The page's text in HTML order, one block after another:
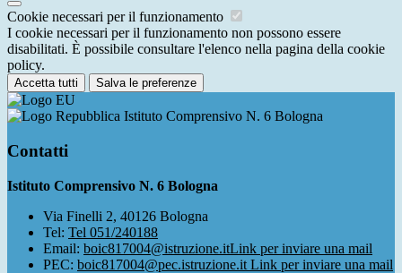
Cookie necessari per il funzionamento
I cookie necessari per il funzionamento non possono essere
disabilitati. È possibile consultare l'elenco nella pagina della cookie
policy.
Accetta tutti Salva le preferenze
Istituto Comprensivo N. 6 Bologna
Contatti
Istituto Comprensivo N. 6 Bologna
Via Finelli 2, 40126 Bologna
Tel: Tel 051/240188
Email: boic817004@istruzione.itLink per inviare una mail
PEC: boic817004@pec.istruzione.it Link per inviare una mail